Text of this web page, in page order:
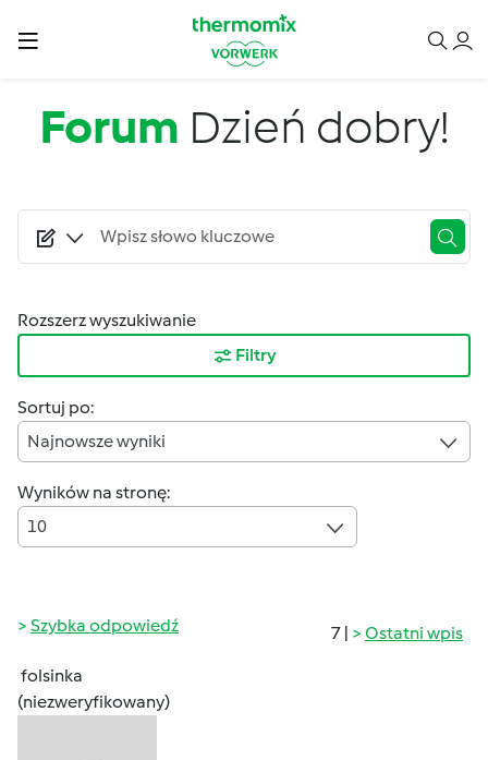
Forum Dzień dobry!
Rozszerz wyszukiwanie
Filtry
Sortuj po:
Najnowsze wyniki
Wyników na stronę:
10
7 | Ostatni wpis
Szybka odpowiedź
folsinka
(niezweryfikowany)